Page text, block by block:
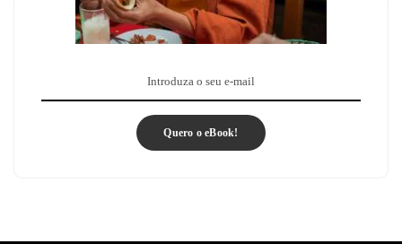
Quero o eBook!